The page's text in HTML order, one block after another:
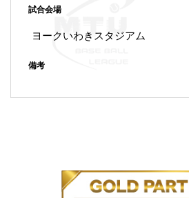
試合会場
ヨークいわきスタジアム
備考